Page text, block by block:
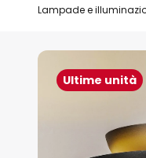
Lampade e
Ultime unità
Vai
alla